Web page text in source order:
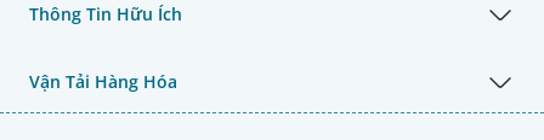
Thông Tin Hữu Ích
Vận Tải Hàng Hóa